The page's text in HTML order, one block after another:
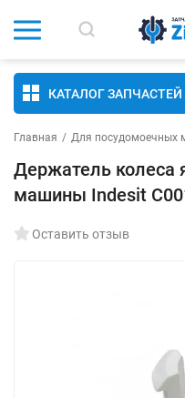
КАТАЛОГ ЗАПЧАСТЕЙ
Главная / Для посудомоечных
Держатель колеса
машины Indesit
Оставить отзыв